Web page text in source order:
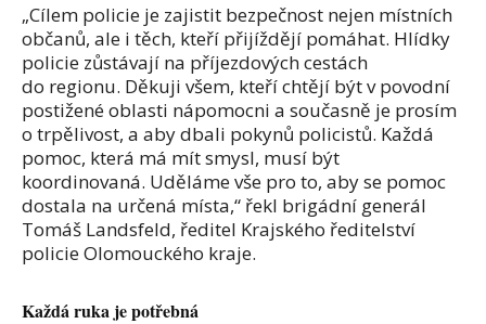
„Cílem policie je zajistit bezpečnost nejen místních
občanů, ale i těch, kteří přijíždějí pomáhat. Hlídky
policie zůstávají na příjezdových cestách
do regionu. Děkuji všem, kteří chtějí být v povodní
postižené oblasti nápomocni a současně je prosím
o trpělivost, a aby dbali pokynů policistů. Každá
pomoc, která má mít smysl, musí být
koordinovaná. Uděláme vše pro to, aby se pomoc
dostala na určená místa,“ řekl brigádní generál
Tomáš Landsfeld, ředitel Krajského ředitelství
policie Olomouckého kraje.
Každá ruka je potřebná